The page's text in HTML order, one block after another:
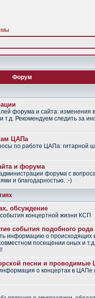
Форум
форума и сайта: изменения
т.д. Рекомендуем следить за
ЦАПа
по работе ЦАПа: гитарной
и форума
форума с
и благодарностью. :-)
обсуждение
концертной жизни КСП
события подобного рода
информацию о
посещении оных и
песни и
о концертах в ЦАПе